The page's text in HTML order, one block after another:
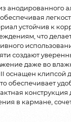
анодированного
устойчив к
что
создают
даже во
оснащен клипсой
обеспечивает
конструкция
в кармане,